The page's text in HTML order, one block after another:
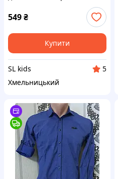
549₴
Купити
SL kids
5
Хмельницький